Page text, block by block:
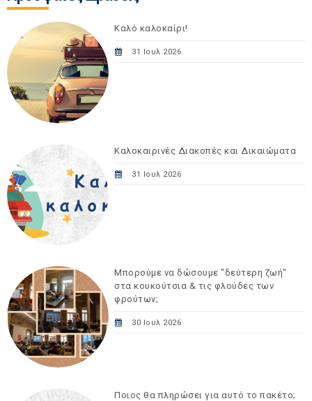
Καλό καλοκαίρι!
31 Ιουλ 2026
Καλοκαιρινές Διακοπές και Δικαιώματα
31 Ιουλ 2026
Μπορούμε να δώσουμε "δεύτερη ζωή"
στα κουκούτσια & τις φλούδες των
φρούτων;
30 Ιουλ 2026
Ποιος θα πληρώσει για αυτό το πακέτο;